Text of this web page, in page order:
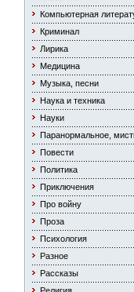
Компьютерная
Криминал
Лирика
Медицина
Музыка, песни
Наука и техника
Науки
Паранормальное,
Повести
Политика
Приключения
Про войну
Проза
Психология
Разное
Рассказы